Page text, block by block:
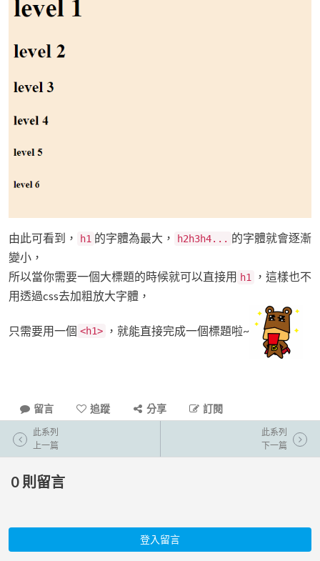
由此可看到， h1 的字體為最大， h2h3h4... 的字體就會逐漸
變小，
所以當你需要一個大標題的時候就可以直接用 h1
，這樣也不
用透過css去加粗放大字體，
只需要用一個 <h1> ，就能直接完成一個標題啦~
留言 追蹤 分享 訂閱
此系列
上一篇
此系列
下一篇
0 則留言
登入留言